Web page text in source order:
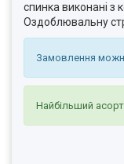
спинка виконані з
Оздоблювальну
Замовлення
Найбільший